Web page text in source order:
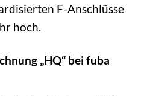
F-Anschlüsse
hoch.
„HQ“ bei fuba